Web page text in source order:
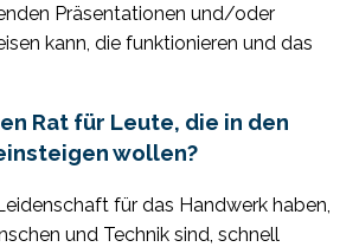
Präsentationen und/oder
kann, die funktionieren und das
Rat für Leute, die in den
wollen?
für das Handwerk haben,
und Technik sind, schnell